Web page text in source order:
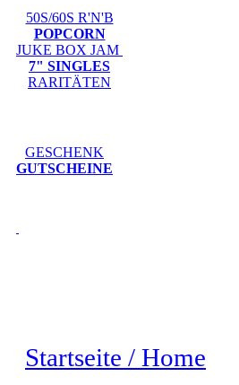
50S/60S R'N'B
POPCORN
JUKE BOX JAM
7" SINGLES
RARITÄTEN
GESCHENK
GUTSCHEINE
Startseite / Home